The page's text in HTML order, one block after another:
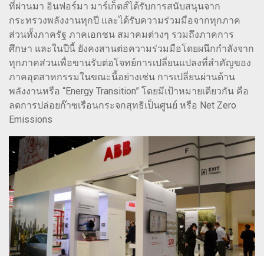
ที่ผ่านมา อินฟอร์มา มาร์เก็ตส์ได้รับการสนับสนุนจาก
กระทรวงพลังงานทุกปี และได้รับความร่วมมือจากทุกภาค
ส่วนทั้งภาครัฐ ภาคเอกชน สมาคมต่างๆ รวมถึงภาคการ
ศึกษา และในปีนี้ ยังคงสานต่อความร่วมมือโดยผนึกกำลังจาก
ทุกภาคส่วนเพื่อขานรับต่อโจทย์การเปลี่ยนแปลงที่สำคัญของ
ภาคอุตสาหกรรมในขณะนี้อย่างเช่น การเปลี่ยนผ่านด้าน
พลังงานหรือ “Energy Transition” โดยมีเป้าหมายเดียวกัน คือ
ลดการปล่อยก๊าซเรือนกระจกสุทธิเป็นศูนย์ หรือ Net Zero
Emissions